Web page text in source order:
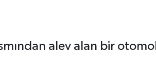
alev alan bir